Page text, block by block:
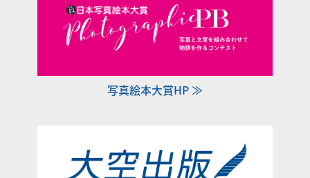
写真絵本大賞HP ≫